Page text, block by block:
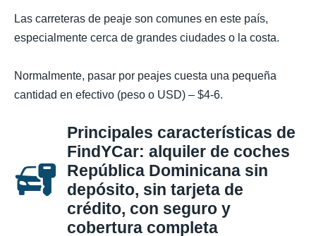
Las carreteras de peaje son comunes en este país,
especialmente cerca de grandes ciudades o la costa.
Normalmente, pasar por peajes cuesta una pequeña
cantidad en efectivo (peso o USD) – $4-6.
Principales características de
FindYCar: alquiler de coches
República Dominicana sin
depósito, sin tarjeta de
crédito, con seguro y
cobertura completa